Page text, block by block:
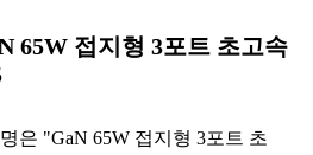
65W 접지형 3포트 초고속
은 "GaN 65W 접지형 3포트 초